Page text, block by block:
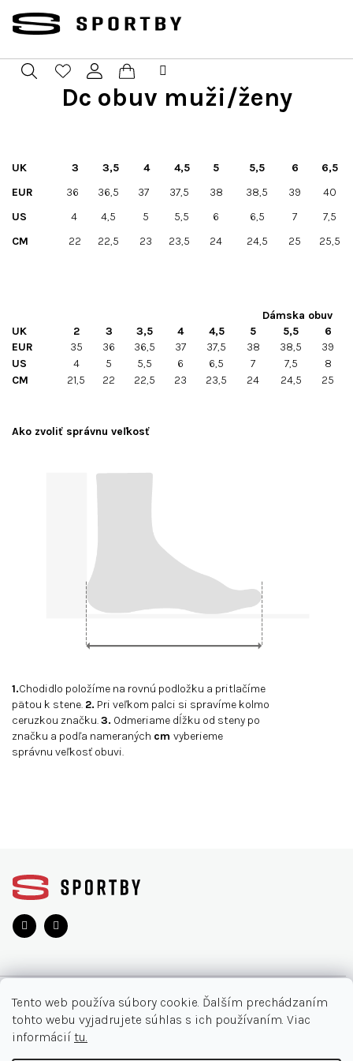
Tento web používa súbory cookie. Ďalším prechádzaním
tohto webu vyjadrujete súhlas s ich používaním. Viac
informácií tu.
obsah
Hľadať PrihlásenieNákupný
Dc obuv muži/ženy
UK 3 3,5 4 4,5 5 5,5 6
6,5
EUR
36 36,5 37 37,5 38 38,5 39
40
US
4 4,5 5 5,5 6 6,5 7
7,5
CM
22 22,5 23 23,5 24 24,5 25 25,5
Dámska obuv
UK
2 3 3,5 4 4,5 5 5,5
6
EUR
35 36 36,5 37 37,5 38 38,5
39
US
4 5 5,5 6 6,5 7 7,5
8
CM
21,5 22 22,5 23 23,5 24 24,5 25
Ako zvoliť správnu veľkosť
1.Chodidlo položíme na rovnú podložku a pritlačíme
pätou k stene. 2. Pri veľkom palci si spravíme kolmo
ceruzkou značku.3. Odmeriame dĺžku od steny po
značku a podľa nameraných cm vyberieme
správnu veľkosť obuvi.
e
O NÁKUPE
Moja objednávka
Najčastejšie otázky
INFORMÁCIE